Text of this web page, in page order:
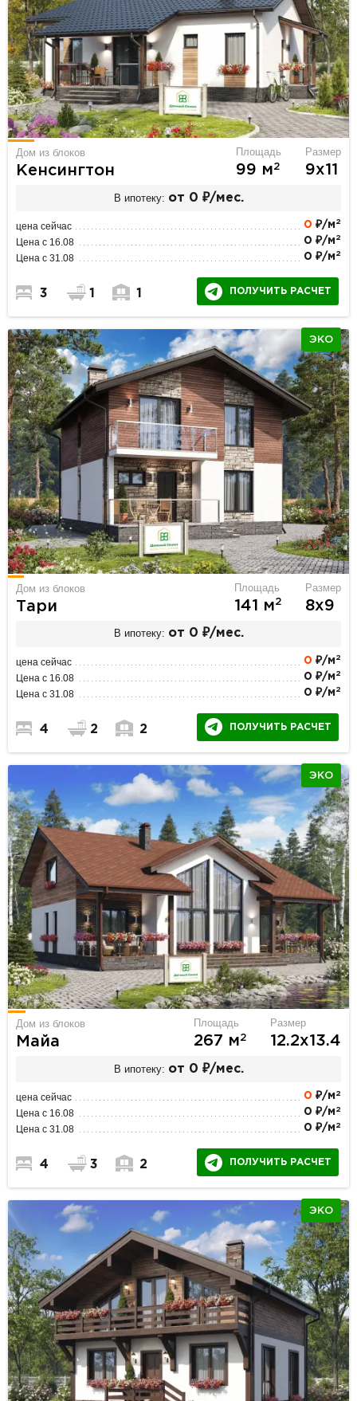
Дом из блоков
Кенсингтон
Площадь
99 м2
Размер
9х11
В ипотеку: от 0 ₽/мес.
цена сейчас 0 ₽/м 2
Цена с 16.08 0 ₽/м 2
Цена с 31.08 0 ₽/м 2
3 1 1 ПОЛУЧИТЬ РАСЧЕТ
ЭКО
Дом из блоков
Тари
Площадь
141 м2
Размер
8х9
В ипотеку: от 0 ₽/мес.
цена сейчас 0 ₽/м 2
Цена с 16.08 0 ₽/м 2
Цена с 31.08 0 ₽/м 2
4 2 2 ПОЛУЧИТЬ РАСЧЕТ
ЭКО
Дом из блоков
Майа
Площадь
267 м2
Размер
12.2х13.4
В ипотеку: от 0 ₽/мес.
цена сейчас 0 ₽/м 2
Цена с 16.08 0 ₽/м 2
Цена с 31.08 0 ₽/м 2
4 3 2 ПОЛУЧИТЬ РАСЧЕТ
ЭКО